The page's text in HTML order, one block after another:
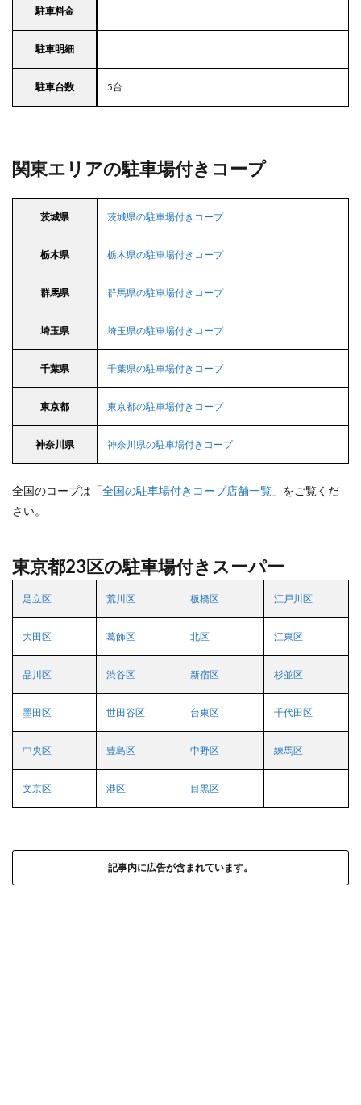
駐車料金
駐車明細
駐車台数 5台
関東エリアの駐車場付きコープ
茨城県 茨城県の駐車場付きコープ
栃木県 栃木県の駐車場付きコープ
群馬県 群馬県の駐車場付きコープ
埼玉県 埼玉県の駐車場付きコープ
千葉県 千葉県の駐車場付きコープ
東京都 東京都の駐車場付きコープ
神奈川県 神奈川県の駐車場付きコープ
全国のコープは「全国の駐車場付きコープ店舗一覧 」をご覧くだ
さい。
東京都23区の駐車場付きスーパー
足立区 荒川区 板橋区 江戸川区
大田区 葛飾区 北区 江東区
品川区 渋谷区 新宿区 杉並区
墨田区 世田谷区 台東区 千代田区
中央区 豊島区 中野区 練馬区
文京区 港区 目黒区
記事内に広告が含まれています。